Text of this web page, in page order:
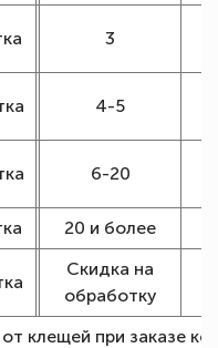
3
4-5
6-20
20 и более
Скидка на
обработку
клещей при заказе